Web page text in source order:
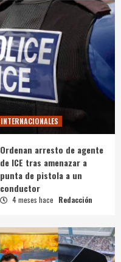
INTERNACIONALES
Ordenan arresto de agente
de ICE tras amenazar a
punta de pistola a un
conductor
4 meses hace Redacción